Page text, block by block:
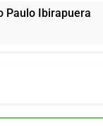
Paulo Ibirapuera
infraestrutura